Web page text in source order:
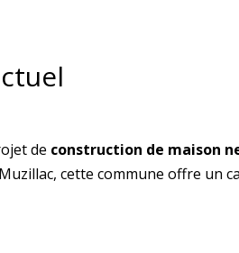
de construction de maison
cette commune offre un